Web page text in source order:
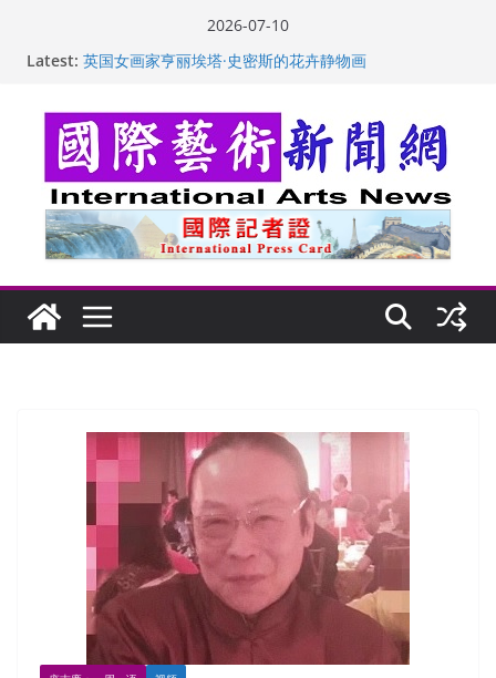
2026-07-10
Latest: 英国女画家亨丽埃塔·史密斯的花卉静物画
美国人
玛丽安娜·卡拉切娃的绘画：幽默和难以言喻的快乐
苏方 ：“字”得其乐